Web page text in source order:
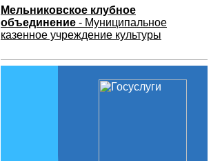
Мельниковское клубное
объединение - Муниципальное
казенное учреждение культуры